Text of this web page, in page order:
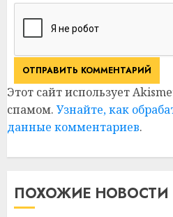
Этот сайт использует
спамом. Узнайте, как
данные комментариев.
ПОХОЖИЕ НОВОСТИ